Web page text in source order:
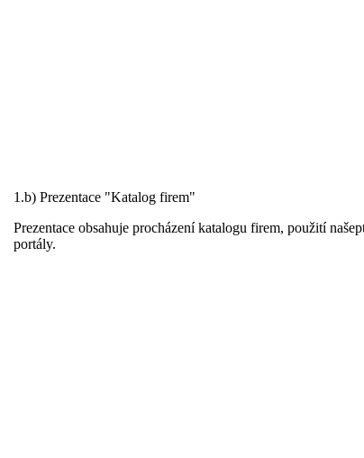
1.b) Prezentace "Katalog firem"
Prezentace obsahuje procházení katalogu firem, použití
portály.